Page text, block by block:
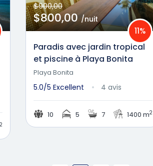
2
$900,00
$800,00/nuit
Paradis avec jardin tropical
et piscine à Playa Bonita
11%
Playa Bonita
5.0/5 Excellent 4 avis
10 5 7 1400 m2